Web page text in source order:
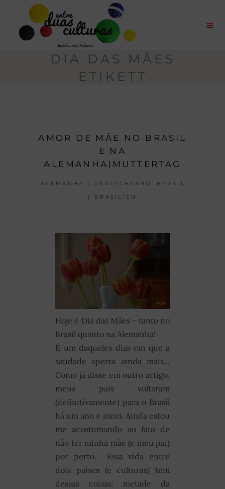
DIA DAS MÃES
ETIKETT
AMOR DE MÃE NO BRASIL
E NA
ALEMANHA|MUTTERTAG
ALEMANHA | DEUTSCHLAND BRASIL
| BRASILIEN
Hoje é Dia das Mães - tanto no
Brasil quanto na Alemanha!
É um daqueles dias em que a
saudade aperta ainda mais...
Como já disse em outro artigo,
meus pais voltaram
(definitivamente) para o Brasil
há um ano e meio. Ainda estou
me acostumando ao fato de
não ter minha mãe (e meu pai)
por perto. Essa vida entre
dois países (e culturas) tem
dessas coisas: metade da